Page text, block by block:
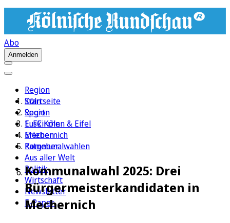
Abo
Anmelden
Region
Köln
Sport
1. FC Köln
Erleben
Ratgeber
Aus aller Welt
Politik
Wirtschaft
Newsletter
E-Paper
Startseite
Region
Euskirchen & Eifel
Mechernich
Kommunalwahlen
Kommunalwahl 2025: Drei
Bürgermeisterkandidaten in
Mechernich